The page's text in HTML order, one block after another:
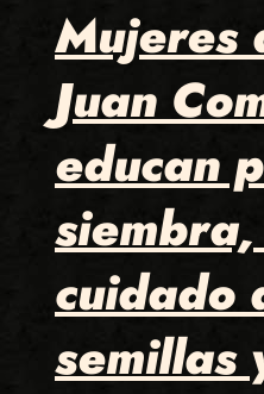
Mujeres
Juan
educan
cuidado
semillas